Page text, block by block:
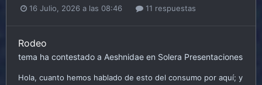
16 Julio, 2026 a las 08:46 11 respuestas
Rodeo
tema ha contestado a Aeshnidae en Solera Presentaciones
Hola, cuanto hemos hablado de esto del consumo por aquí; y